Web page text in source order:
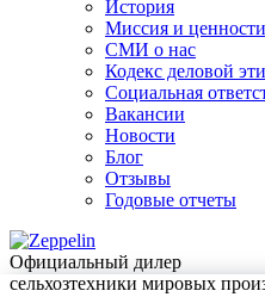
История
Миссия и ценности
СМИ о нас
Кодекс деловой
Социальная
Вакансии
Новости
Блог
Отзывы
Годовые отчеты
Официальный дилер
сельхозтехники мировых